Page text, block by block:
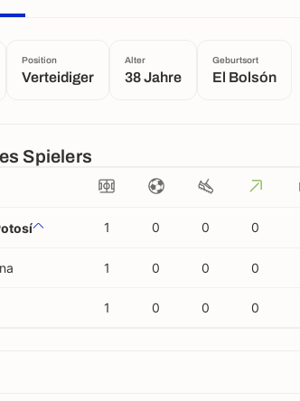
Position
Verteidiger
Alter
38 Jahre
Geburtsort
El Bolsón
Spielers
1 0 0 0
1 0 0 0
1 0 0 0